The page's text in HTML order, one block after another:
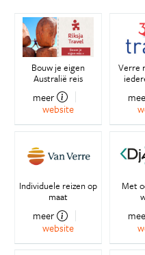
Bouw je eigen
Australië reis
meer
website
Verre
Individuele reizen op
maat
meer
website
Met